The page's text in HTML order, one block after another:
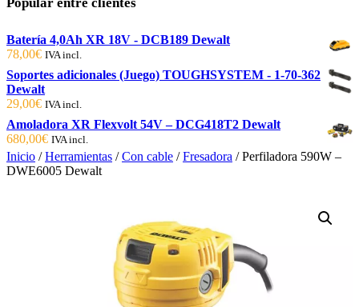
Batería 4,0Ah XR 18V - DCB189 Dewalt
78,00€ IVA incl.
Soportes adicionales (Juego) TOUGHSYSTEM - 1-70-362
Dewalt
29,00€ IVA incl.
Amoladora XR Flexvolt 54V – DCG418T2 Dewalt
680,00€ IVA incl.
Inicio /Herramientas /Con cable /Fresadora / Perfiladora 590W –
DWE6005 Dewalt